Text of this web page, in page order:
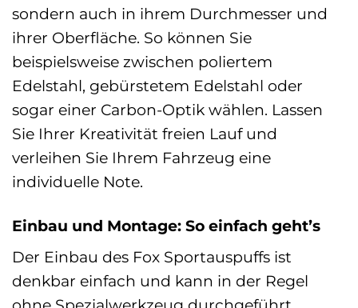
sondern auch in ihrem Durchmesser und
ihrer Oberfläche. So können Sie
beispielsweise zwischen poliertem
Edelstahl, gebürstetem Edelstahl oder
sogar einer Carbon-Optik wählen. Lassen
Sie Ihrer Kreativität freien Lauf und
verleihen Sie Ihrem Fahrzeug eine
individuelle Note.
Einbau und Montage: So einfach geht’s
Der Einbau des Fox Sportauspuffs ist
denkbar einfach und kann in der Regel